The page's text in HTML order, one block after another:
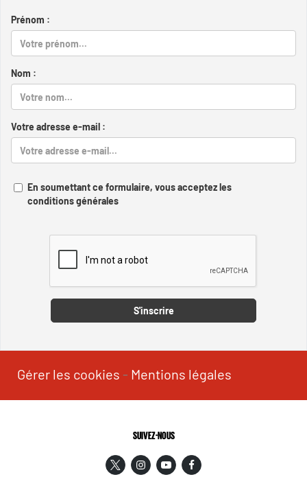
Prénom :
Nom :
Votre adresse e-mail :
En soumettant ce formulaire, vous acceptez les
conditions générales
S'inscrire
Gérer les cookies - Mentions légales
SUIVEZ-NOUS